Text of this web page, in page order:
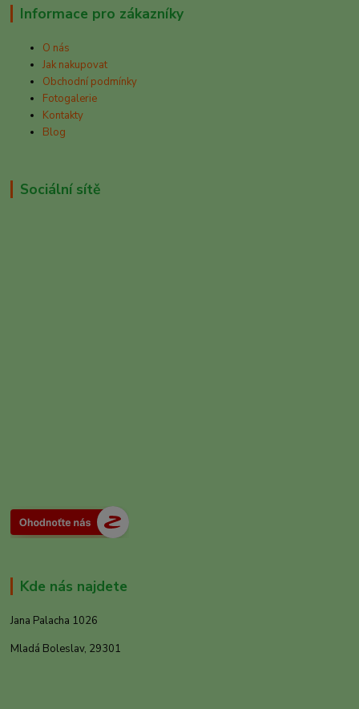
Informace pro zákazníky
O nás
Jak nakupovat
Obchodní podmínky
Fotogalerie
Kontakty
Blog
Sociální sítě
Kde nás najdete
Jana Palacha 1026
Mladá Boleslav, 29301